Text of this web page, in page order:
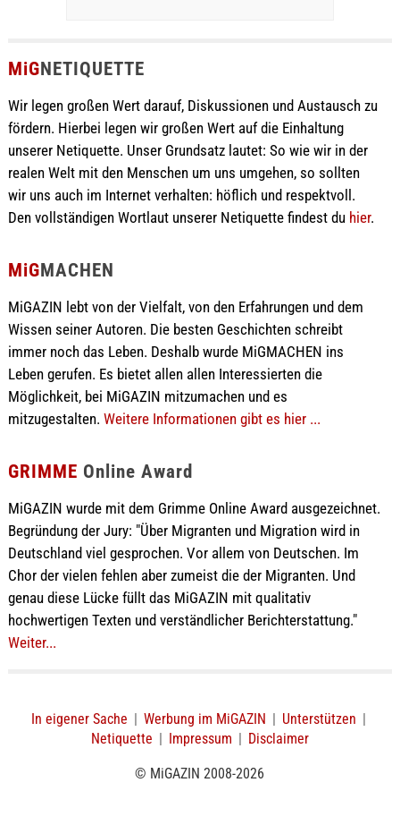
MiGNETIQUETTE
Wir legen großen Wert darauf, Diskussionen und Austausch zu
fördern. Hierbei legen wir großen Wert auf die Einhaltung
unserer Netiquette. Unser Grundsatz lautet: So wie wir in der
realen Welt mit den Menschen um uns umgehen, so sollten
wir uns auch im Internet verhalten: höflich und respektvoll.
Den vollständigen Wortlaut unserer Netiquette findest du hier.
MiGMACHEN
MiGAZIN lebt von der Vielfalt, von den Erfahrungen und dem
Wissen seiner Autoren. Die besten Geschichten schreibt
immer noch das Leben. Deshalb wurde MiGMACHEN ins
Leben gerufen. Es bietet allen allen Interessierten die
Möglichkeit, bei MiGAZIN mitzumachen und es
mitzugestalten. Weitere Informationen gibt es hier ...
GRIMME Online Award
MiGAZIN wurde mit dem Grimme Online Award ausgezeichnet.
Begründung der Jury: "Über Migranten und Migration wird in
Deutschland viel gesprochen. Vor allem von Deutschen. Im
Chor der vielen fehlen aber zumeist die der Migranten. Und
genau diese Lücke füllt das MiGAZIN mit qualitativ
hochwertigen Texten und verständlicher Berichterstattung."
Weiter...
In eigener Sache Werbung im MiGAZIN Unterstützen
Netiquette
Impressum Disclaimer
© MiGAZIN 2008-2026